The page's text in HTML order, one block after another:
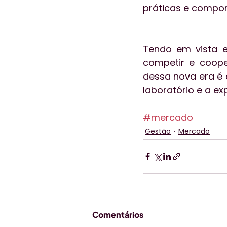
práticas e
Tendo em vista
competir e
dessa nova era
laboratório e a
#mercado
Gestão Mercado
Comentários